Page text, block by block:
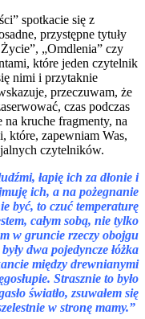
spotkacie się z
przystępne tytuły
„Omdlenia” czy
które jeden czytelnik
nimi i przytaknie
przeczuwam, że
czas podczas
kruche fragmenty, na
które, zapewniam Was,
czytelników.
łapię ich za dłonie i
ich, a na pożegnanie
być, to czuć temperaturę
całym sobą, nie tylko
w gruncie rzeczy obojgu
dwa pojedyncze łóżka
między drewnianymi
Strasznie to było
światło, zsuwałem się
w stronę mamy.”